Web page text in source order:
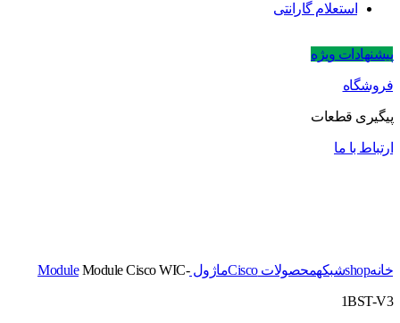
استعلام گارانتی
پیشنهادات ویژه
فروشگاه
پیگیری قطعات
ارتباط با ما
خانهshopشبکهمحصولات Cisco ماژول ModuleModule Cisco WIC-
1BST-V3